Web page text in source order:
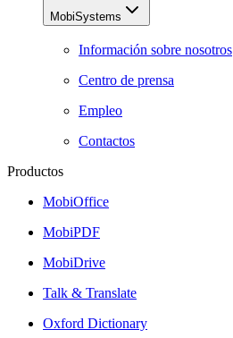
MobiSystems
Información sobre nosotros
Centro de prensa
Empleo
Contactos
Productos
MobiOffice
MobiPDF
MobiDrive
Talk & Translate
Oxford Dictionary